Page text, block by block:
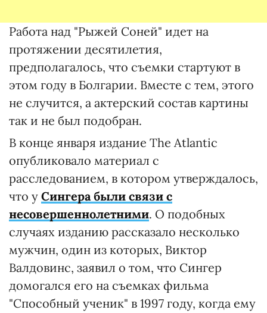
Работа над "Рыжей Соней" идет на
протяжении десятилетия,
предполагалось, что съемки стартуют в
этом году в Болгарии. Вместе с тем, этого
не случится, а актерский состав картины
так и не был подобран.
В конце января издание The Atlantic
опубликовало материал с
расследованием, в котором утверждалось,
что у Сингера были связи с
несовершеннолетними. О подобных
случаях изданию рассказало несколько
мужчин, один из которых, Виктор
Валдовинс, заявил о том, что Сингер
домогался его на съемках фильма
"Способный ученик" в 1997 году, когда ему